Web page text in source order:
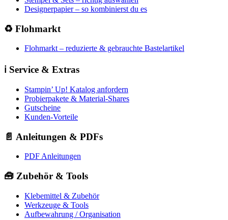
Designerpapier – so kombinierst du es
♻️ Flohmarkt
Flohmarkt – reduzierte & gebrauchte Bastelartikel
ℹ️ Service & Extras
Stampin’ Up! Katalog anfordern
Probierpakete & Material-Shares
Gutscheine
Kunden-Vorteile
📄 Anleitungen & PDFs
PDF Anleitungen
🧰 Zubehör & Tools
Klebemittel & Zubehör
Werkzeuge & Tools
Aufbewahrung / Organisation